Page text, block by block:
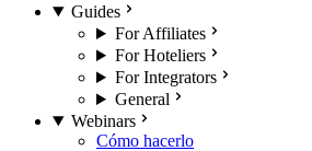
Guides
For Affiliates
For Hoteliers
For Integrators
General
Webinars
Cómo hacerlo